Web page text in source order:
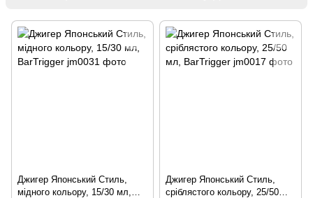
Джигер Японський Стиль,
мідного кольору, 15/30 мл,
Джигер Японський Стиль,
сріблястого кольору, 25/50